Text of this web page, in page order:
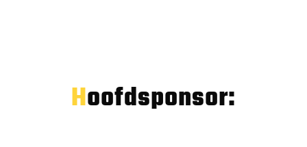
Hoofdsponsor: